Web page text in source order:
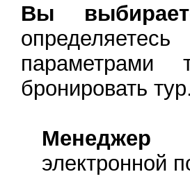
Вы
параметрами
бронировать тур.
Менеджер
электронной